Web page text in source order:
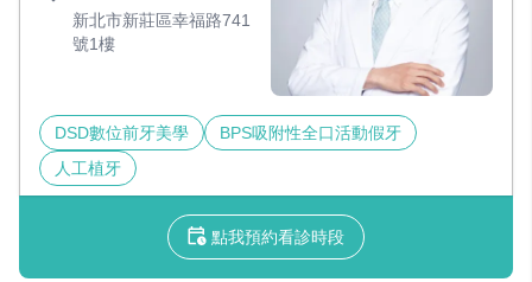
新北市新莊區幸福路741
號1樓
DSD數位前牙美學
BPS吸附性全口活動假牙
人工植牙
點我預約看診時段